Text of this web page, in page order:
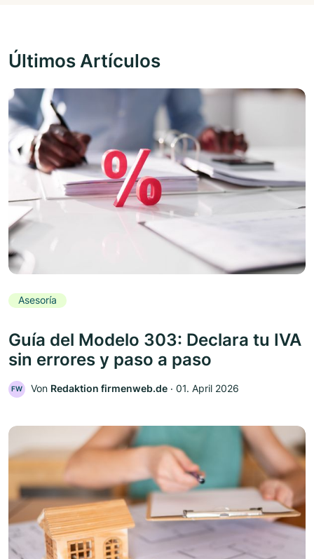
Últimos Artículos
Asesoría
Guía del Modelo 303: Declara tu IVA
sin errores y paso a paso
FW Von Redaktion firmenweb.de ‧ 01. April 2026